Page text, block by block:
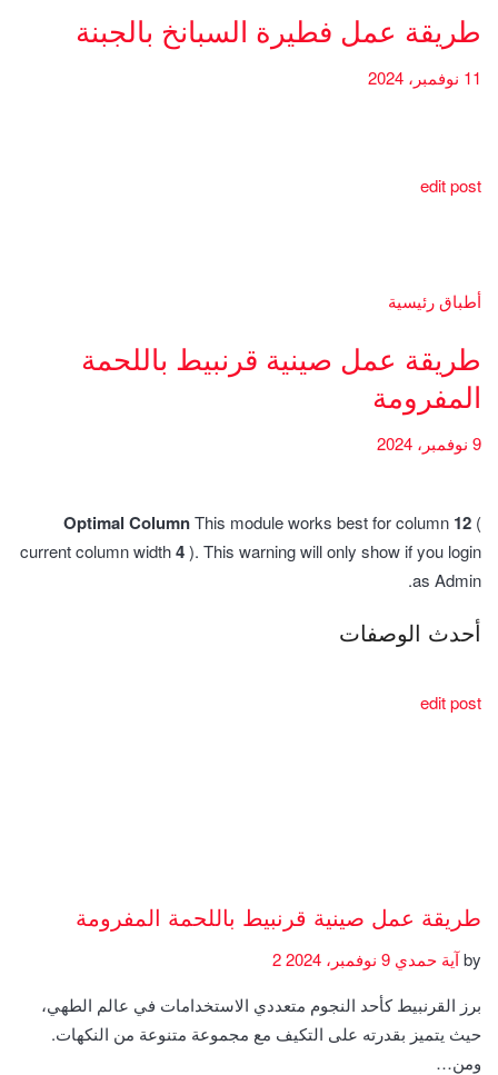
طريقة عمل فطيرة السبانخ بالجبنة
11 نوفمبر، 2024
edit post
أطباق رئيسية
طريقة عمل صينية قرنبيط باللحمة
المفرومة
9 نوفمبر، 2024
Optimal ColumnThis module works best for column 12 (
current column width4). This warning will only show if you login
as Admin.
أحدث الوصفات
edit post
طريقة عمل صينية قرنبيط باللحمة المفرومة
byآية حمدي
برز القرنبيط كأحد النجوم متعددي الاستخدامات في عالم الطهي،
حيث يتميز بقدرته على التكيف مع مجموعة متنوعة من النكهات.
ومن…